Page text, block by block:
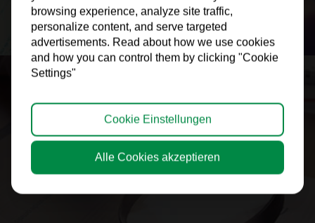
> Kostenloser Scan
> ERFAHRE MEHR
browsing experience, analyze site traffic,
personalize content, and serve targeted
advertisements. Read about how we use cookies
and how you can control them by clicking "Cookie
Settings"
Cookie Einstellungen
Alle Cookies akzeptieren